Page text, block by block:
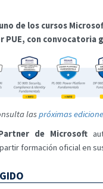
de los cursos
PUE, con convocatoria
laspróximas
de Microsoft
formación oficial en